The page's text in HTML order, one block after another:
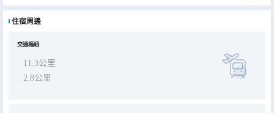
住宿周邊
交通樞紐
11.3公里
2.8公里